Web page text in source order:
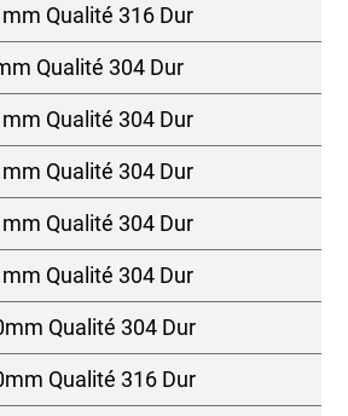
Qualité 316 Dur
Qualité 304 Dur
Qualité 304 Dur
Qualité 304 Dur
Qualité 304 Dur
Qualité 304 Dur
Qualité 304 Dur
Qualité 316 Dur